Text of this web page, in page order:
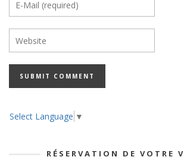
Select Language ▼
RÉSERVATION DE VOTRE